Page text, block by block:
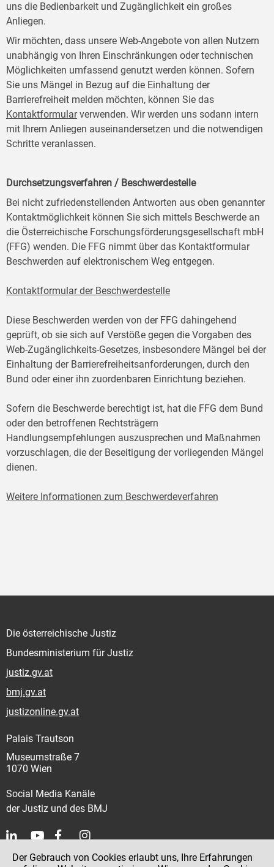
uns die Bedienbarkeit und Zugänglichkeit ein großes
Anliegen.
Wir möchten, dass unsere Web-Angebote von allen Nutzern
unabhängig von Ihren Einschränkungen oder technischen
Möglichkeiten umfassend genutzt werden können. Sofern
Sie uns Mängel in Bezug auf die Einhaltung der
Barrierefreiheit melden möchten, können Sie das
Kontaktformularverwenden. Wir werden uns sodann intern
mit Ihrem Anliegen auseinandersetzen und die notwendigen
Schritte veranlassen.
Durchsetzungsverfahren / Beschwerdestelle
Bei nicht zufriedenstellenden Antworten aus oben genannter
Kontaktmöglichkeit können Sie sich mittels Beschwerde an
die Österreichische Forschungsförderungsgesellschaft mbH
(FFG) wenden. Die FFG nimmt über das Kontaktformular
Beschwerden auf elektronischem Weg entgegen.
Kontaktformular der Beschwerdestelle
Diese Beschwerden werden von der FFG dahingehend
geprüft, ob sie sich auf Verstöße gegen die Vorgaben des
Web-Zugänglichkeits-Gesetzes, insbesondere Mängel bei der
Einhaltung der Barrierefreiheitsanforderungen, durch den
Bund oder einer ihn zuordenbaren Einrichtung beziehen.
Sofern die Beschwerde berechtigt ist, hat die FFG dem Bund
oder den betroffenen Rechtsträgern
Handlungsempfehlungen auszusprechen und Maßnahmen
vorzuschlagen, die der Beseitigung der vorliegenden Mängel
dienen.
Weitere Informationen zum Beschwerdeverfahren
Die österreichische Justiz
Bundesministerium für Justiz
justiz.gv.at
bmj.gv.at
justizonline.gv.at
Palais Trautson
Museumstraße 7
1070 Wien
Social Media Kanäle
der Justiz und des BMJ
Kontakt
Der Gebrauch von Cookies erlaubt uns, Ihre Erfahrungen